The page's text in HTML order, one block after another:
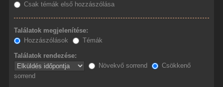
Csak témák első hozzászólása
Találatok megjelenítése:
Hozzászólások
Témák
Találatok rendezése:
Növekvő sorrend
Csökkenő
sorrend